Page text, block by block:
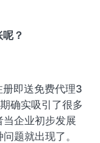
？
即送免费代理3
确实吸引了很多
企业初步发展
题就出现了。